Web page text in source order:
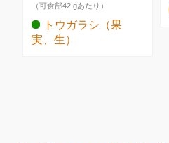
（可食部42 gあたり）
トウガラシ（果
実、生）